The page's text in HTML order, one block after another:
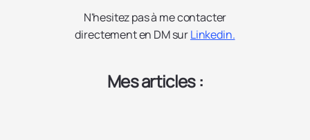
N'hesitez pas à me contacter
directement en DM surLinkedin.
Mes articles :